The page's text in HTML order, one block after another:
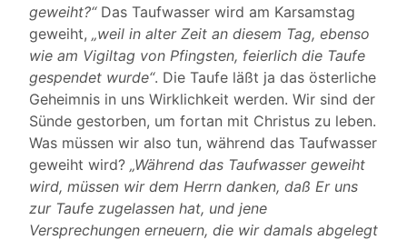
geweiht?“Das Taufwasser wird am Karsamstag
geweiht, „weil in alter Zeit an diesem Tag, ebenso
wie am Vigiltag von Pfingsten, feierlich die Taufe
gespendet wurde“. Die Taufe läßt ja das österliche
Geheimnis in uns Wirklichkeit werden. Wir sind der
Sünde gestorben, um fortan mit Christus zu leben.
Was müssen wir also tun, während das Taufwasser
geweiht wird? „Während das Taufwasser geweiht
wird, müssen wir dem Herrn danken, daß Er uns
zur Taufe zugelassen hat, und jene
Versprechungen erneuern, die wir damals abgelegt